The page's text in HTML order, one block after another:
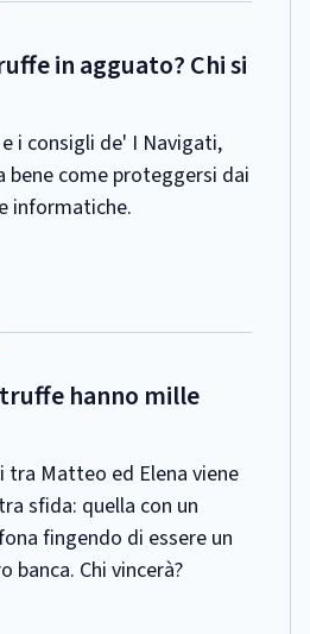
in agguato? Chi si
i consigli de' I Navigati,
bene come proteggersi dai
informatiche.
hanno mille
tra Matteo ed Elena viene
sfida: quella con un
fingendo di essere un
banca. Chi vincerà?